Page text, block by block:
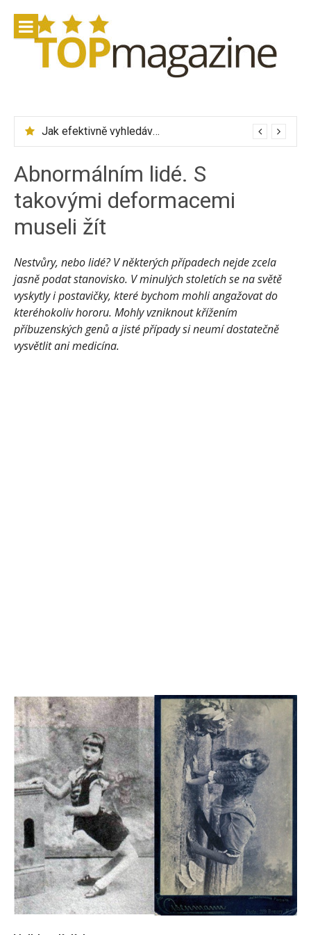
obsah
Jak efektivně vyhledávat letenky přes Skyscanner
Zalando Lounge – značkové oblečení se slevou až 75 %
Abnormálním lidé. S
takovými deformacemi
museli žít
Nestvůry, nebo lidé? V některých případech nejde zcela
jasně podat stanovisko. V minulých stoletích se na světě
vyskytly i postavičky, které bychom mohli angažovat do
kteréhokoliv hororu. Mohly vzniknout křížením
příbuzenských genů a jisté případy si neumí dostatečně
vysvětlit ani medicína.